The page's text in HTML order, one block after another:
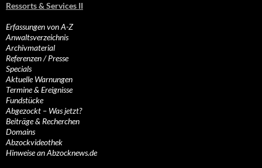
Ressorts & Services II
Erfassungen von A-Z
Anwaltsverzeichnis
Archivmaterial
Referenzen / Presse
Specials
Aktuelle Warnungen
Termine & Ereignisse
Fundstücke
Abgezockt – Was jetzt?
Beiträge & Recherchen
Domains
Abzockvideothek
Hinweise an Abzocknews.de